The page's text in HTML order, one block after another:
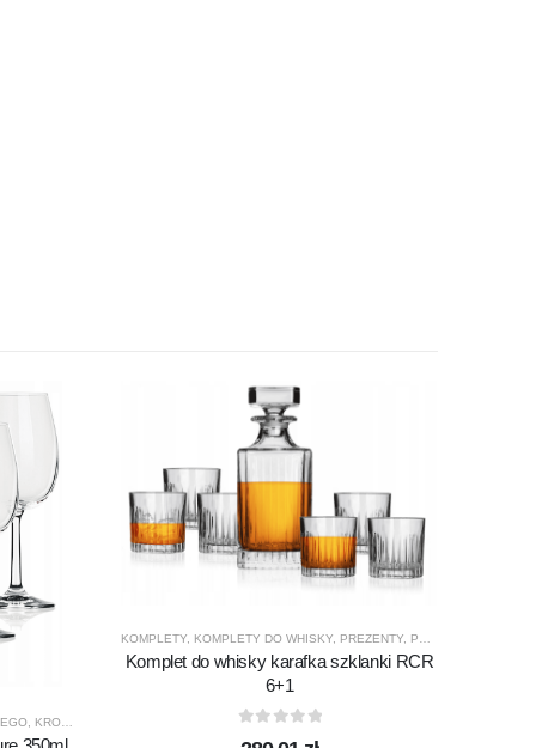
KROSNO GLASS PRODUKTY ,PURE
KOMPLETY KOMPLETY DO WHISKY PREZENTY PRODUCENCI
Komplet do whisky karafka szklanki RCR
6+1